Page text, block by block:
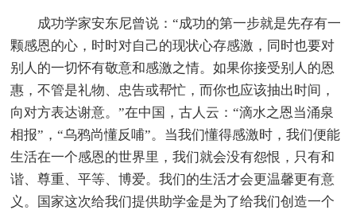
成功学家安东尼曾说：“成功的第一步就是先存有一
颗感恩的心，时时对自己的现状心存感激，同时也要对
别人的一切怀有敬意和感激之情。如果你接受别人的恩
惠，不管是礼物、忠告或帮忙，而你也应该抽出时间，
向对方表达谢意。”在中国，古人云：“滴水之恩当涌泉
相报”，“乌鸦尚懂反哺”。当我们懂得感激时，我们便能
生活在一个感恩的世界里，我们就会没有怨恨，只有和
谐、尊重、平等、博爱。我们的生活才会更温馨更有意
义。国家这次给我们提供助学金是为了给我们创造一个